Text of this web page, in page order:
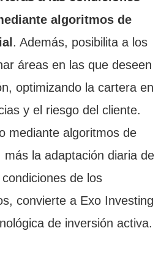
algoritmos de
. Además, posibilita a los
áreas en las que deseen
optimizando la cartera en
y el riesgo del cliente.
mediante algoritmos de
más la adaptación diaria de
de los
convierte a Exo Investing
de inversión activa.